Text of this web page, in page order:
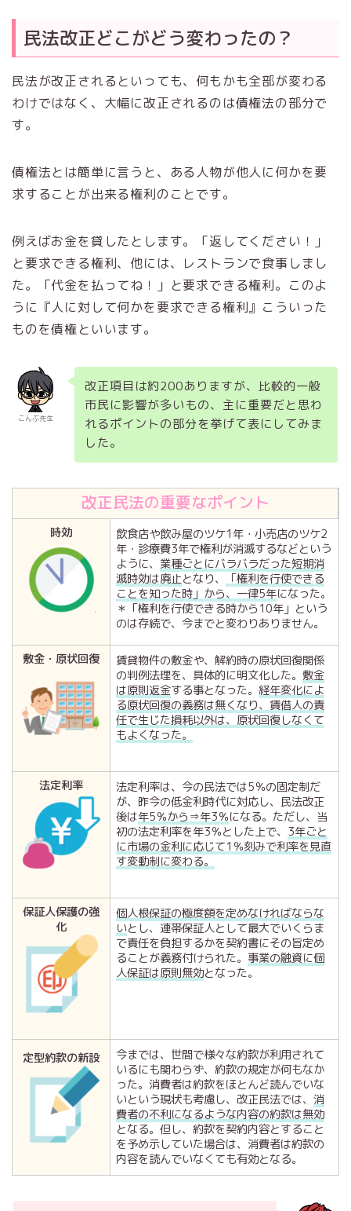
民法改正どこがどう変わったの？
民法が改正されるといっても、何もかも全部が変わる
わけではなく、大幅に改正されるのは債権法の部分で
す。
債権法とは簡単に言うと、ある人物が他人に何かを要
求することが出来る権利のことです。
例えばお金を貸したとします。「返してください！」
と要求できる権利、他には、レストランで食事しまし
た。「代金を払ってね！」と要求できる権利。このよ
うに『人に対して何かを要求できる権利』こういった
ものを債権といいます。
こんぶ先生
改正項目は約200ありますが、比較的一般
市民に影響が多いもの、主に重要だと思わ
れるポイントの部分を挙げて表にしてみま
した。
改正民法の重要なポイント
時効
飲食店や飲み屋のツケ1年・小売店のツケ2
年・診療費3年で権利が消滅するなどという
ように、 業種ごとにバラバラだった短期消
滅時効は廃止となり、
「権利を行使できる
ことを知った時」から、一律5年になった。
＊「権利を行使できる時から10年」という
のは存続で、今までと変わりありません。
敷金・原状回復
賃貸物件の敷金や、解約時の原状回復関係
の判例法理を、具体的に明文化した。 敷金
は原則返金する事となった。 経年変化によ
る原状回復の義務は無くなり、賃借人の責
任で生じた損耗以外は、原状回復しなくて
もよくなった。
法定利率
法定利率は、今の民法では5％の固定制だ
が、昨今の低金利時代に対応し、民法改正
後は年5％から⇒年3％になる。ただし、当
初の法定利率を年3％とした上で、 3年ごと
に市場の金利に応じて1％刻みで利率を見直
す変動制に変わる。
保証人保護の強
化
個人根保証の極度額を定めなければならな
いとし、連帯保証人として最大でいくらま
で責任を負担するかを契約書にその旨定め
ることが義務付けられた。 事業の融資に個
人保証は原則無効となった。
定型約款の新設
今までは、世間で様々な約款が利用されて
いるにも関わらず、約款の規定が何もなか
った。消費者は約款をほとんど読んでいな
いという現状も考慮し、改正民法では、 消
費者の不利になるような内容の約款は無効
となる。但し、約款を契約内容とすること
を予め示していた場合は、消費者は約款の
内容を読んでいなくても有効となる。